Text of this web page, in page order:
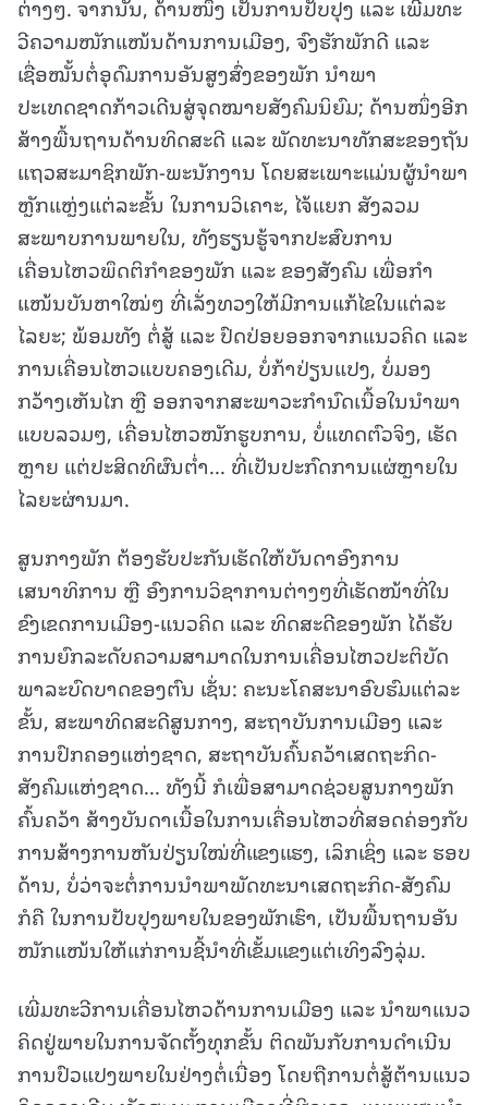
ຕ່າງໆ. ຈາກນັ້ນ, ດ້ານໜຶ່ງ ເປັນການປັບປຸງ ແລະ ເພີ່ມທະ
ວີຄວາມໜັກແໜ້ນດ້ານການເມືອງ, ຈົງຮັກພັກດີ ແລະ
ເຊື່ອໝັ້ນຕໍ່ອຸດົມການອັນສູງສົ່ງຂອງພັກ ນໍາພາ
ປະເທດຊາດກ້າວເດີນສູ່ຈຸດໝາຍສັງຄົມນິຍົມ; ດ້ານໜຶ່ງອີກ
ສ້າງພື້ນຖານດ້ານທິດສະດີ ແລະ ພັດທະນາທັກສະຂອງຖັນ
ແຖວສະມາຊິກພັກ-ພະນັກງານ ໂດຍສະເພາະແມ່ນຜູ້ນໍາພາ
ຫຼັກແຫຼ່ງແຕ່ລະຂັ້ນ ໃນການວິເຄາະ, ໄຈ້ແຍກ ສັງລວມ
ສະພາບການພາຍໃນ, ທັງຮຽນຮູ້ຈາກປະສົບການ
ເຄື່ອນໄຫວພຶດຕິກໍາຂອງພັກ ແລະ ຂອງສັງຄົມ ເພື່ອກໍາ
ແໜ້ນບັນຫາໃໝ່ໆ ທີ່ເລັ່ງທວງໃຫ້ມີການແກ້ໄຂໃນແຕ່ລະ
ໄລຍະ; ພ້ອມທັງ ຕໍ່ສູ້ ແລະ ປົດປ່ອຍອອກຈາກແນວຄິດ ແລະ
ການເຄື່ອນໄຫວແບບຄອງເດີມ, ບໍ່ກ້າປ່ຽນແປງ, ບໍ່ມອງ
ກວ້າງເຫັນໄກ ຫຼື ອອກຈາກສະພາວະກໍານົດເນື້ອໃນນໍາພາ
ແບບລວມໆ, ເຄື່ອນໄຫວໜັກຮູບການ, ບໍ່ແທດຕົວຈິງ, ເຮັດ
ຫຼາຍ ແຕ່ປະສິດທິຜົນຕໍ່າ... ທີ່ເປັນປະກົດການແຜ່ຫຼາຍໃນ
ໄລຍະຜ່ານມາ.
ສູນກາງພັກ ຕ້ອງຮັບປະກັນເຮັດໃຫ້ບັນດາອົງການ
ເສນາທິການ ຫຼື ອົງການວິຊາການຕ່າງໆທີ່ເຮັດໜ້າທີ່ໃນ
ຂົງເຂດການເມືອງ-ແນວຄິດ ແລະ ທິດສະດີຂອງພັກ ໄດ້ຮັບ
ການຍົກລະດັບຄວາມສາມາດໃນການເຄື່ອນໄຫວປະຕິບັດ
ພາລະບົດບາດຂອງຕົນ ເຊັ່ນ: ຄະນະໂຄສະນາອົບຮົມແຕ່ລະ
ຂັ້ນ, ສະພາທິດສະດີສູນກາງ, ສະຖາບັນການເມືອງ ແລະ
ການປົກຄອງແຫ່ງຊາດ, ສະຖາບັນຄົ້ນຄວ້າເສດຖະກິດ-
ສັງຄົມແຫ່ງຊາດ... ທັງນີ້ ກໍເພື່ອສາມາດຊ່ວຍສູນກາງພັກ
ຄົ້ນຄວ້າ ສ້າງບັນດາເນື້ອໃນການເຄື່ອນໄຫວທີ່ສອດຄ່ອງກັບ
ການສ້າງການຫັນປ່ຽນໃໝ່ທີ່ແຂງແຮງ, ເລິກເຊິ່ງ ແລະ ຮອບ
ດ້ານ, ບໍ່ວ່າຈະຕໍ່ການນໍາພາພັດທະນາເສດຖະກິດ-ສັງຄົມ
ກໍຄື ໃນການປັບປຸງພາຍໃນຂອງພັກເຮົາ, ເປັນພື້ນຖານອັນ
ໜັກແໜ້ນໃຫ້ແກ່ການຊີ້ນໍາທີ່ເຂັ້ມແຂງແຕ່ເທິງລົງລຸ່ມ.
ເພີ່ມທະວີການເຄື່ອນໄຫວດ້ານການເມືອງ ແລະ ນໍາພາແນວ
ຄິດຢູ່ພາຍໃນການຈັດຕັ້ງທຸກຂັ້ນ ຕິດພັນກັບການດໍາເນີນ
ການປົວແປງພາຍໃນຢ່າງຕໍ່ເນື່ອງ ໂດຍຖືການຕໍ່ສູ້ຕ້ານແນວ